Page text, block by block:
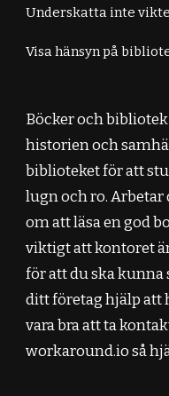
Underskatta inte
Visa hänsyn på
Böcker och
historien och
biblioteket för att
lugn och ro. Arbetar
om att läsa en god
viktigt att kontoret
för att du ska kunna
ditt företag hjälp att
vara bra att ta
workaround.io så